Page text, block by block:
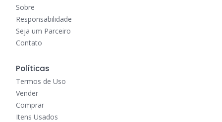
Sobre
Responsabilidade
Seja um Parceiro
Contato
Políticas
Termos de Uso
Vender
Comprar
Itens Usados